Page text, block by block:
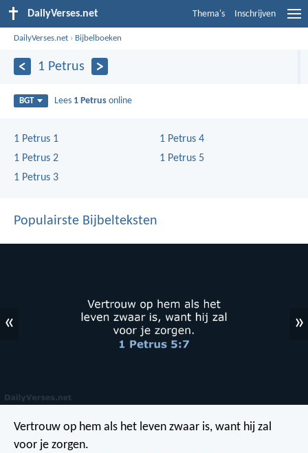
DailyVerses.net Thema's Inschrijven
DailyVerses.net › Bijbelboeken
1 Petrus
BGT Lees 1 Petrus online
1 Petrus 1
1 Petrus 2
1 Petrus 3
1 Petrus 4
1 Petrus 5
Populairste Bijbelteksten
« »
Vertrouw op hem als het leven zwaar is, want hij zal
voor je zorgen.